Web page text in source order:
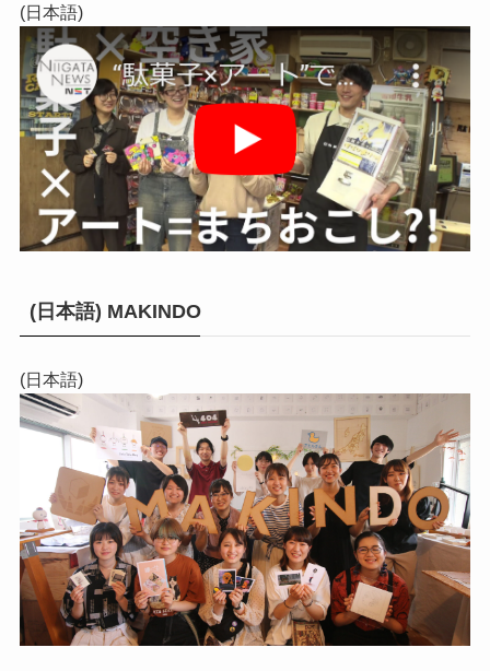
(日本語)
(日本語) MAKINDO
(日本語)